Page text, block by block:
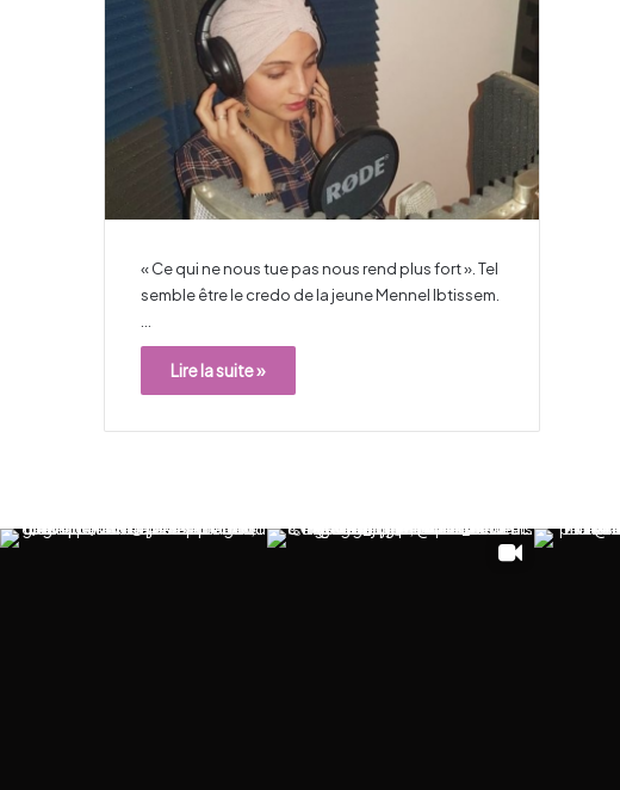
« Ce qui ne nous tue pas nous rend plus fort ». Tel
semble être le credo de la jeune Mennel Ibtissem.
…
Lire la suite »